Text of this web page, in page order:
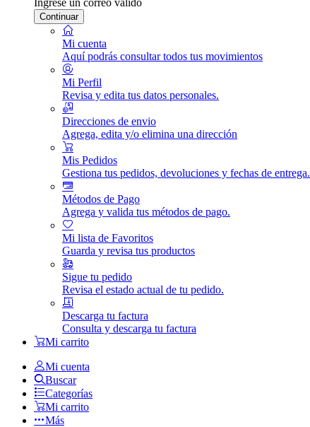
Continuar
Mi cuenta
Aquí podrás consultar todos tus movimientos
Mi Perfil
Revisa y edita tus datos personales.
Direcciones de envio
Agrega, edita y/o elimina una dirección
Mis Pedidos
Gestiona tus pedidos, devoluciones y fechas de entrega.
Métodos de Pago
Agrega y valida tus métodos de pago.
Mi lista de Favoritos
Guarda y revisa tus productos
Sigue tu pedido
Revisa el estado actual de tu pedido.
Descarga tu factura
Consulta y descarga tu factura
Mi carrito
Mi cuenta
Buscar
Categorías
Mi carrito
Más